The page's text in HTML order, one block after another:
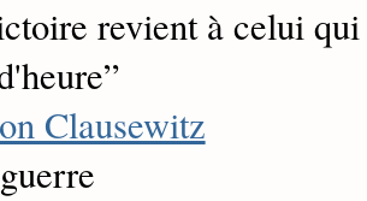
revient à celui
”
Clausewitz